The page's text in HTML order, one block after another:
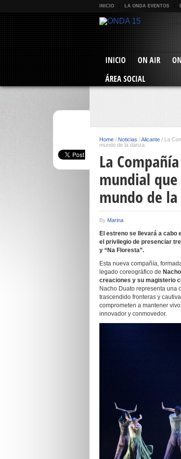
INICIO LA ONDA EVENTOS
INICIO ON AIR
ÁREA SOCIAL
Home / Noticias /Alicante / La
mundo de la danza
La
mundial
mundo de la
By Marina
El estreno se llevará a cabo
el privilegio de presenciar
y “Na Floresta”.
Esta nueva compañía,
legado coreográfico de
creaciones y su magisterio
Nacho Duato representa una
trascendido fronteras y
comprometen a mantener
innovador y conmovedor.